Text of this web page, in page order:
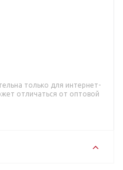
только для интернет-
отличаться от оптовой